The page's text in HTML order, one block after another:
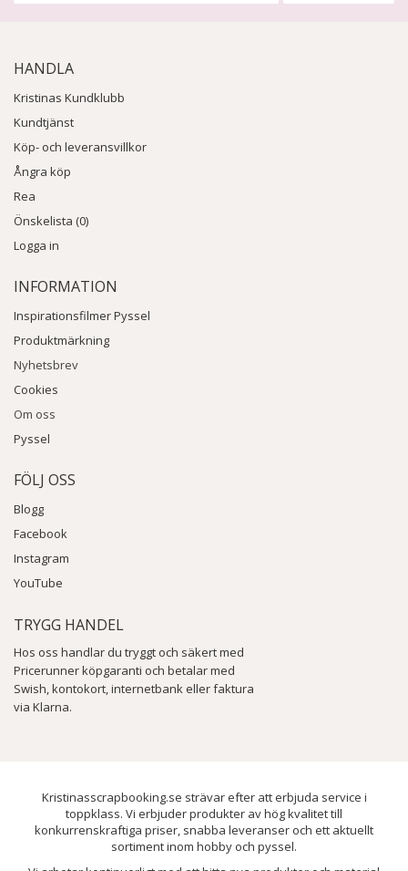
HANDLA
Kristinas Kundklubb
Kundtjänst
Köp- och leveransvillkor
Ångra köp
Rea
Önskelista (0)
Logga in
INFORMATION
Inspirationsfilmer Pyssel
Produktmärkning
Nyhetsbrev
Cookies
Om oss
Pyssel
FÖLJ OSS
Blogg
Facebook
Instagram
YouTube
TRYGG HANDEL
Hos oss handlar du tryggt och säkert med
Pricerunner köpgaranti och betalar med
Swish, kontokort, internetbank eller faktura
via Klarna.
Kristinasscrapbooking.se strävar efter att erbjuda service i
toppklass. Vi erbjuder produkter av hög kvalitet till
konkurrenskraftiga priser, snabba leveranser och ett aktuellt
sortiment inom hobby och pyssel.